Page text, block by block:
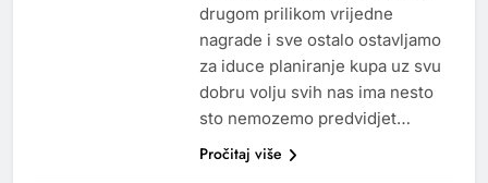
drugom prilikom vrijedne
nagrade i sve ostalo ostavljamo
za iduce planiranje kupa uz svu
dobru volju svih nas ima nesto
sto nemozemo predvidjet…
Pročitaj više